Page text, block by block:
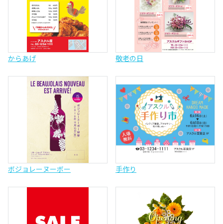
からあげ 敬老の日
ボジョレーヌーボー 手作り